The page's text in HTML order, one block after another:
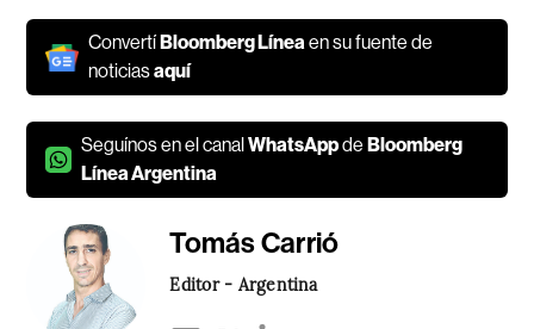
Convertí Bloomberg Líneaen su fuente de
noticiasaquí
Seguínos en el canalWhatsAppde Bloomberg
Línea Argentina
Tomás Carrió
Editor - Argentina